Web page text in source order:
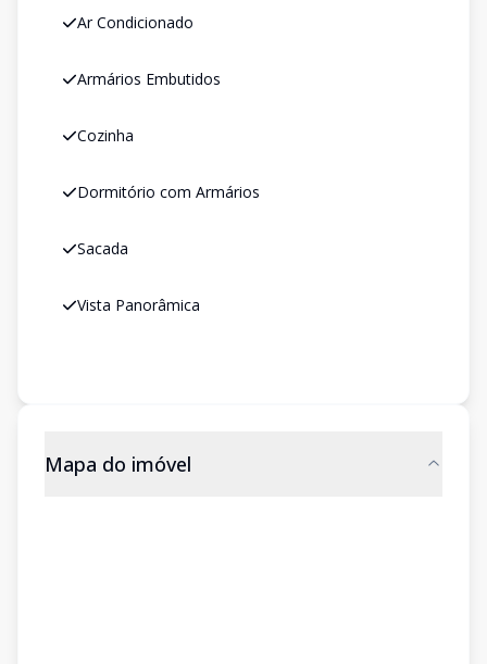
Ar Condicionado
Armários Embutidos
Cozinha
Dormitório com Armários
Sacada
Vista Panorâmica
Mapa do imóvel